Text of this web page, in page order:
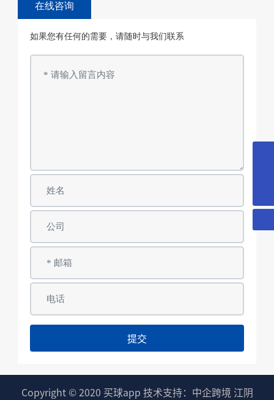
在线咨询
如果您有任何的需要，请随时与我们联系
提交
Copyright © 2020 买球app 技术支持：中企跨境 江阴